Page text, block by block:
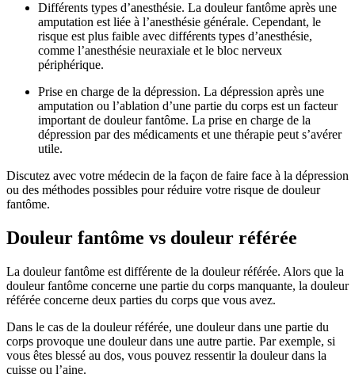
Différents types d’anesthésie. La douleur fantôme après une
amputation est liée à l’anesthésie générale. Cependant, le
risque est plus faible avec différents types d’anesthésie,
comme l’anesthésie neuraxiale et le bloc nerveux
périphérique.
Prise en charge de la dépression. La dépression après une
amputation ou l’ablation d’une partie du corps est un facteur
important de douleur fantôme. La prise en charge de la
dépression par des médicaments et une thérapie peut s’avérer
utile.
Discutez avec votre médecin de la façon de faire face à la dépression
ou des méthodes possibles pour réduire votre risque de douleur
fantôme.
Douleur fantôme vs douleur référée
La douleur fantôme est différente de la douleur référée. Alors que la
douleur fantôme concerne une partie du corps manquante, la douleur
référée concerne deux parties du corps que vous avez.
Dans le cas de la douleur référée, une douleur dans une partie du
corps provoque une douleur dans une autre partie. Par exemple, si
vous êtes blessé au dos, vous pouvez ressentir la douleur dans la
cuisse ou l’aine.